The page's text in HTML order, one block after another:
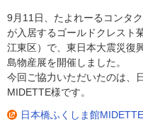
9月11日、たよれーるコンタ
が入居するゴールドクレスト
江東区）で、東日本大震災復
島物産展を開催しました。
今回ご協力いただいたのは、
MIDETTE様です。
日本橋ふくしま館MIDETTE